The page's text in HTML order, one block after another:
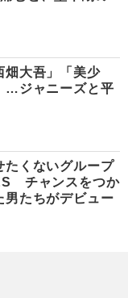
畑大吾」「美少
…ジャニーズと平
たくないグループ
チャンスをつか
男たちがデビュー